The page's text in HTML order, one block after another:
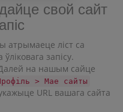
свой сайт
атрымаеце ліст са
запісу.
на нашым сайце
> Мае сайты
URL вашага сайта